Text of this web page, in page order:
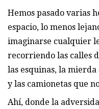
Hemos pasado varias
espacio, lo menos
imaginarse cualquier
recorriendo las calles
las esquinas, la
y las camionetas que
Ahí, donde la